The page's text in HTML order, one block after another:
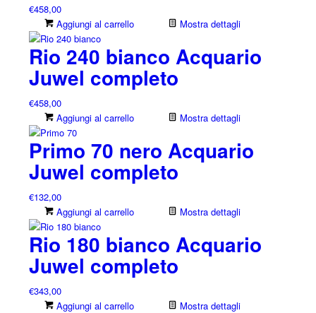
€458,00
Aggiungi al carrello
Mostra dettagli
Rio 240 bianco Acquario
Juwel completo
€458,00
Aggiungi al carrello
Mostra dettagli
Primo 70 nero Acquario
Juwel completo
€132,00
Aggiungi al carrello
Mostra dettagli
Rio 180 bianco Acquario
Juwel completo
€343,00
Aggiungi al carrello
Mostra dettagli